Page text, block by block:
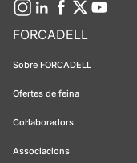
FORCADELL
Sobre FORCADELL
Ofertes de feina
Col·laboradors
Associacions